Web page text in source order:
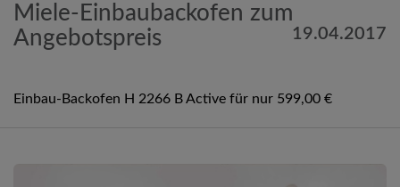
Miele-Einbaubackofen zum
Angebotspreis
19.04.2017
Einbau-Backofen H 2266 B Active für nur 599,00 €